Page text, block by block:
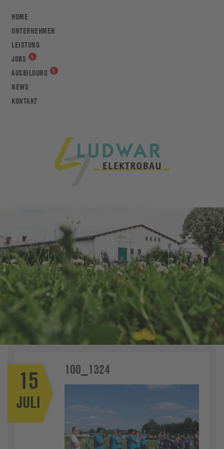
HOME
UNTERNEHMEN
LEISTUNG
JOBS
AUSBILDUNG
NEWS
KONTAKT
100_1324
15
JULI